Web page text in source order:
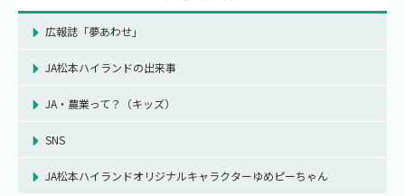
広報誌「夢あわせ」
JA松本ハイランドの出来事
JA・農業って？（キッズ）
SNS
JA松本ハイランドオリジナルキャラクターゆめピーちゃん